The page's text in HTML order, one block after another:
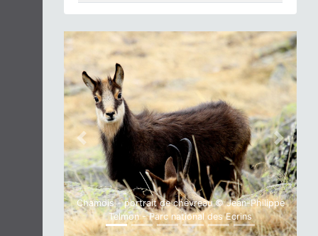
Chamois - portrait de chevreau © Jean-Philippe
Telmon - Parc national des Ecrins
Previous Next